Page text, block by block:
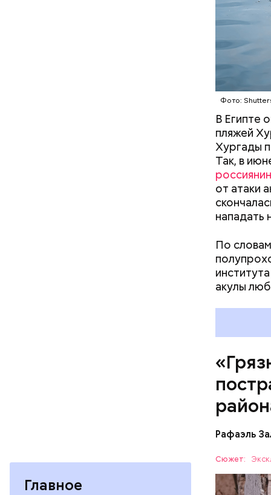
Главное
Фото:
В Египте
пляжей
Хургады
Так, в
от атаки
нападать
По
акулы
Рафаэль
Сюжет:
—
Так как
первые
зона.
Каждый
мире, —
Часы